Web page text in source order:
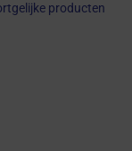
producten